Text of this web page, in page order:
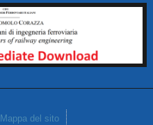
Mappa del sito